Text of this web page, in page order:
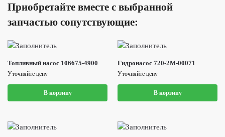
Приобретайте вместе с выбранной
запчастью сопутствующие:
Топливный насос 106675-4900
Уточняйте цену
В корзину
Гидронасос 720-2M-00071
Уточняйте цену
В корзину